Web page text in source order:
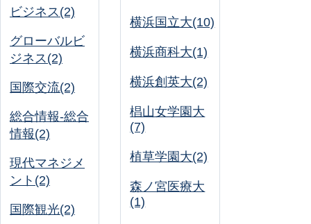
ビジネス(2)
グローバルビ
ジネス(2)
国際交流(2)
総合情報-総合
情報(2)
現代マネジメ
ント(2)
国際観光(2)
横浜国立大(10)
横浜商科大(1)
横浜創英大(2)
椙山女学園大
(7)
植草学園大(2)
森ノ宮医療大
(1)